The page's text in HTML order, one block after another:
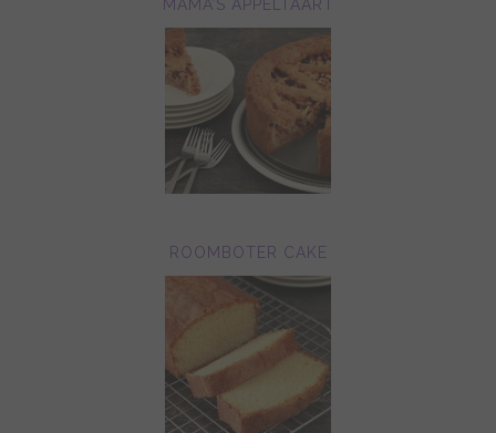
MAMA’S APPELTAART
ROOMBOTER CAKE